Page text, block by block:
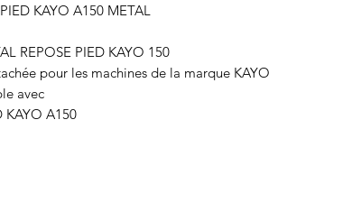
KAYO A150 METAL
REPOSE PIED KAYO 150
pour les machines de la marque KAYO
avec
KAYO A150